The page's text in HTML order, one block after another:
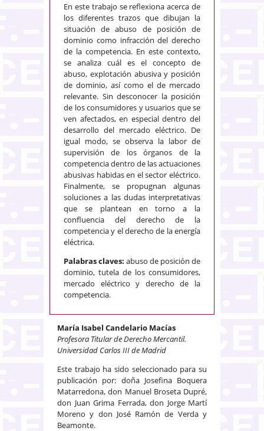
En este trabajo se reflexiona acerca de
los diferentes trazos que dibujan la
situación de abuso de posición de
dominio como infracción del derecho
de la competencia. En este contexto,
se analiza cuál es el concepto de
abuso, explotación abusiva y posición
de dominio, así como el de mercado
relevante. Sin desconocer la posición
de los consumidores y usuarios que se
ven afectados, en especial dentro del
desarrollo del mercado eléctrico. De
igual modo, se observa la labor de
supervisión de los órganos de la
competencia dentro de las actuaciones
abusivas habidas en el sector eléctrico.
Finalmente, se propugnan algunas
soluciones a las dudas interpretativas
que se plantean en torno a la
confluencia del derecho de la
competencia y el derecho de la energía
eléctrica.
Palabras claves: abuso de posición de
dominio, tutela de los consumidores,
mercado eléctrico y derecho de la
competencia.
María Isabel Candelario Macías
Profesora Titular de Derecho Mercantil.
Universidad Carlos III de Madrid
Este trabajo ha sido seleccionado para su
publicación por: doña Josefina Boquera
Matarredona, don Manuel Broseta Dupré,
don Juan Grima Ferrada, don Jorge Martí
Moreno y don José Ramón de Verda y
Beamonte.